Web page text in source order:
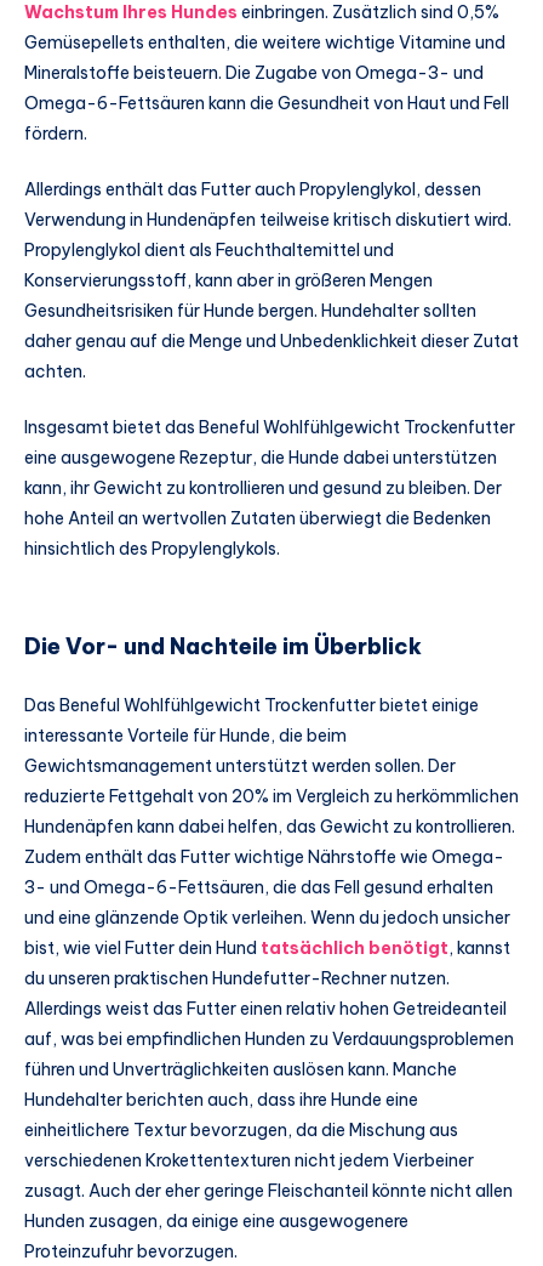
Wachstum Ihres Hundes einbringen. Zusätzlich sind 0,5%
Gemüsepellets enthalten, die weitere wichtige Vitamine und
Mineralstoffe beisteuern. Die Zugabe von Omega-3- und
Omega-6-Fettsäuren kann die Gesundheit von Haut und Fell
fördern.
Allerdings enthält das Futter auch Propylenglykol, dessen
Verwendung in Hundenäpfen teilweise kritisch diskutiert wird.
Propylenglykol dient als Feuchthaltemittel und
Konservierungsstoff, kann aber in größeren Mengen
Gesundheitsrisiken für Hunde bergen. Hundehalter sollten
daher genau auf die Menge und Unbedenklichkeit dieser Zutat
achten.
Insgesamt bietet das Beneful Wohlfühlgewicht Trockenfutter
eine ausgewogene Rezeptur, die Hunde dabei unterstützen
kann, ihr Gewicht zu kontrollieren und gesund zu bleiben. Der
hohe Anteil an wertvollen Zutaten überwiegt die Bedenken
hinsichtlich des Propylenglykols.
Die Vor- und Nachteile im Überblick
Das Beneful Wohlfühlgewicht Trockenfutter bietet einige
interessante Vorteile für Hunde, die beim
Gewichtsmanagement unterstützt werden sollen. Der
reduzierte Fettgehalt von 20% im Vergleich zu herkömmlichen
Hundenäpfen kann dabei helfen, das Gewicht zu kontrollieren.
Zudem enthält das Futter wichtige Nährstoffe wie Omega-
3- und Omega-6-Fettsäuren, die das Fell gesund erhalten
und eine glänzende Optik verleihen. Wenn du jedoch unsicher
bist, wie viel Futter dein Hund tatsächlich benötigt, kannst
du unseren praktischen Hundefutter-Rechner nutzen.
Allerdings weist das Futter einen relativ hohen Getreideanteil
auf, was bei empfindlichen Hunden zu Verdauungsproblemen
führen und Unverträglichkeiten auslösen kann. Manche
Hundehalter berichten auch, dass ihre Hunde eine
einheitlichere Textur bevorzugen, da die Mischung aus
verschiedenen Krokettentexturen nicht jedem Vierbeiner
zusagt. Auch der eher geringe Fleischanteil könnte nicht allen
Hunden zusagen, da einige eine ausgewogenere
Proteinzufuhr bevorzugen.